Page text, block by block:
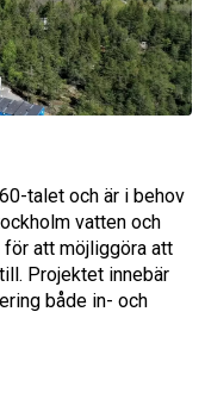
talet och är i behov
vatten och
att möjliggöra att
Projektet innebär
både in- och